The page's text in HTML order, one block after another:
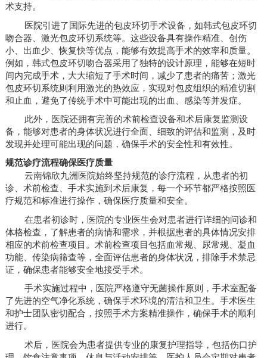
术支持。
医院引进了国际先进的包皮环切手术设备，如韩式包皮环切
吻合器、激光包皮环切系统等。这些设备具有操作精准、创伤
小、出血少、恢复快等优点，能够有效提高手术的效率和质量。
例如，韩式包皮环切吻合器采用了独特的设计原理，能够在短时
间内完成手术，大大缩短了手术时间，减少了患者的痛苦；激光
包皮环切系统则利用激光的热效应，实现对包皮组织的精准切割
和止血，避免了传统手术中可能出现的出血、感染等并发症。
此外，医院还拥有完善的术前检查设备和术后康复监测设
备，能够对患者的身体状况进行全面、细致的评估和监测，及时
发现并处理可能出现的问题，确保手术的安全性和有效性。
规范诊疗流程确保医疗质量
云南锦欣九洲医院始终坚持规范的诊疗流程，从患者的初
诊、术前检查、手术实施到术后康复，每一个环节都严格按照医
疗规范和标准进行操作，确保医疗质量和安全。
在患者初诊时，医院的专业医生会对患者进行详细的问诊和
体格检查，了解患者的病情和需求，并根据患者的具体情况安排
相应的术前检查项目。术前检查项目包括血常规、尿常规、凝血
功能、传染病筛查等，全面评估患者的身体状况，排除手术禁忌
证，确保患者能够安全地接受手术。
手术实施过程中，医院严格遵守无菌操作原则，手术室配备
了先进的空气净化系统，确保手术环境的清洁和卫生。手术医生
和护士团队密切配合，按照手术方案精准操作，确保手术的顺利
进行。
术后，医院会为患者提供专业的康复护理指导，包括伤口护